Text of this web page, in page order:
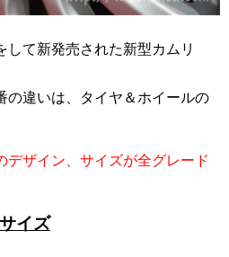
て新発売された新型カムリ
の違いは、タイヤ＆ホイールの
デザイン、サイズが全グレード
イズ